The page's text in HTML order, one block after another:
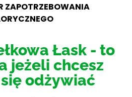
ZAPOTRZEBOWANIA
Łask - to
jeżeli chcesz
odżywiać